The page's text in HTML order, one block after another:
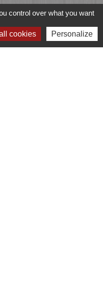
91 26
control over what you want
cookies Personalize